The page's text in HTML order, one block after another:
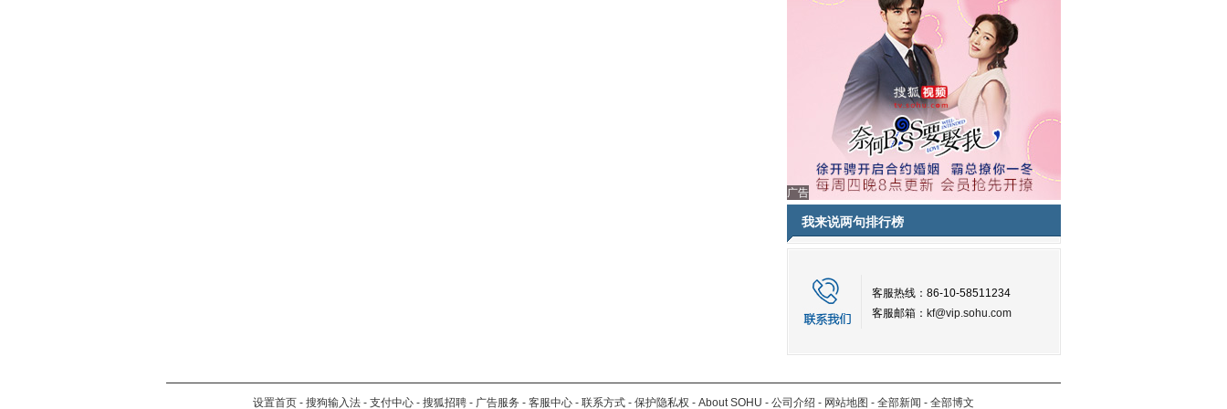
广告
我来说两句排行榜
客服热线：86-10-58511234
客服邮箱： kf@vip.sohu.com
设置首页 - 搜狗输入法 - 支付中心 - 搜狐招聘 - 广告服务 - 客服中心 - 联系方式 - 保护隐私权 - About SOHU - 公司介绍 - 网站地图 - 全部新闻 - 全部博文